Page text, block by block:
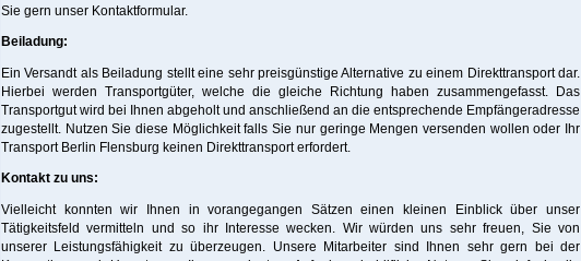
Sie gern unser Kontaktformular.
Beiladung:
Ein Versandt als Beiladung stellt eine sehr preisgünstige Alternative zu einem Direkttransport dar.
Hierbei werden Transportgüter, welche die gleiche Richtung haben zusammengefasst. Das
Transportgut wird bei Ihnen abgeholt und anschließend an die entsprechende Empfängeradresse
zugestellt. Nutzen Sie diese Möglichkeit falls Sie nur geringe Mengen versenden wollen oder Ihr
Transport Berlin Flensburg keinen Direkttransport erfordert.
Kontakt zu uns:
Vielleicht konnten wir Ihnen in vorangegangen Sätzen einen kleinen Einblick über unser
Tätigkeitsfeld vermitteln und so ihr Interesse wecken. Wir würden uns sehr freuen, Sie von
unserer Leistungsfähigkeit zu überzeugen. Unsere Mitarbeiter sind Ihnen sehr gern bei der